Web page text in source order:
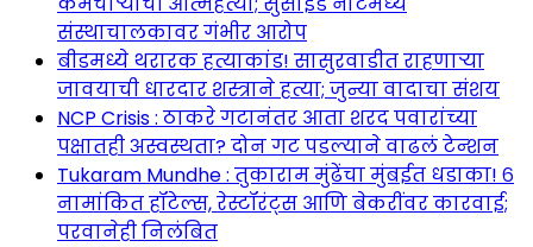
संस्थाचालकावर गंभीर आरोप
बीडमध्ये थरारक हत्याकांड! सासुरवाडीत राहणाऱ्या
जावयाची धारदार शस्त्राने हत्या; जुन्या वादाचा संशय
NCP Crisis : ठाकरे गटानंतर आता शरद पवारांच्या
पक्षातही अस्वस्थता? दोन गट पडल्याने वाढलं टेन्शन
Tukaram Mundhe : तुकाराम मुंढेंचा मुंबईत धडाका! ६
नामांकित हॉटेल्स, रेस्टॉरंट्स आणि बेकरींवर कारवाई;
परवानेही निलंबित